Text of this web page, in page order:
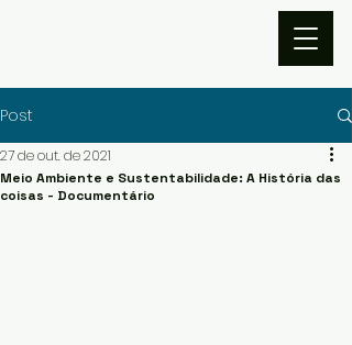
Post
Meio Ambiente e Sustentabilidade: A História das
coisas - Documentário
27 de out. de 2021